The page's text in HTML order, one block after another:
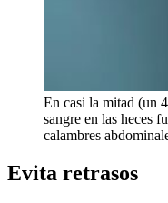
En casi la mitad (un
sangre en las heces
calambres
Evita retrasos